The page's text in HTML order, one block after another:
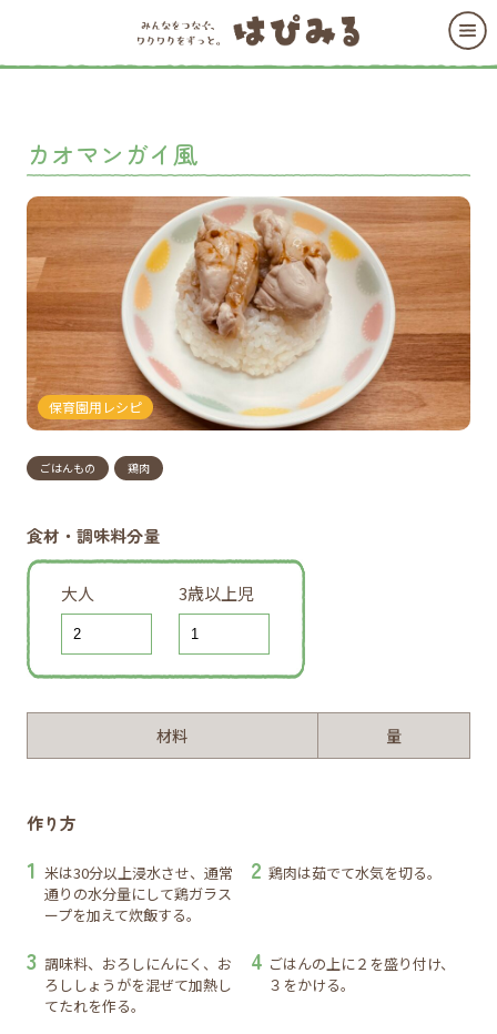
カオマンガイ風
保育園用レシピ
ごはんもの 鶏肉
食材・調味料分量
大人 3歳以上児
材料 量
作り方
米は30分以上浸水させ、通常
通りの水分量にして鶏ガラス
ープを加えて炊飯する。
鶏肉は茹でて水気を切る。
調味料、おろしにんにく、お
ろししょうがを混ぜて加熱し
てたれを作る。
ごはんの上に２を盛り付け、
３をかける。